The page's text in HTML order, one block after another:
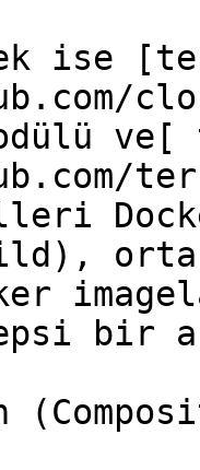
ise
ve[
bir